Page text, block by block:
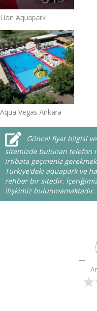
Lion Aquapark
Aqua Vegas Ankara
Güncel fiyat bilgisi
sitemizde bulunan telefon
irtibata geçmeniz
Türkiye’deki aquapark ve
rehber bir sitedir.
ilişkimiz bulunmamaktadır.